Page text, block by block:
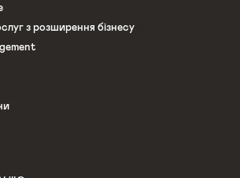
з розширення бізнесу